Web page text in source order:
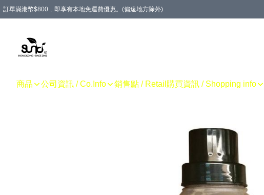
訂單滿港幣$800﹐即享有本地免運費優惠。(偏遠地方除外)
商品 公司資訊 / Co.Info 銷售點 / Retail 購買資訊 / Shopping info